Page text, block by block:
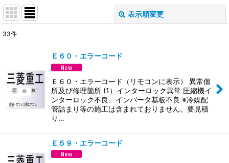
表示順変更
並び順:
絞り込む
33件
Ｅ６０・エラーコード
Ｅ６０・エラーコード（リモコンに表示） 異常個
所及び修理箇所 (1）インターロック異常 圧縮機イ
ンターロック不良、インバータ基板不良 ※冷媒配
管詰まり等の施工は含まれておりません。要見積
り…
Ｅ５９・エラーコード